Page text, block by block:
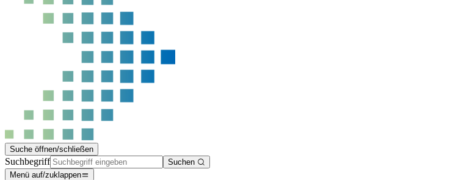
Suche öffnen/schließen
Suchbegriff
Suchen
Menü auf/zuklappen